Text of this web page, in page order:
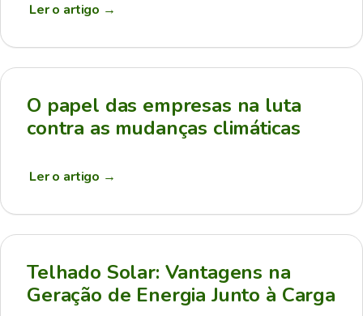
Ler o artigo →
O papel das empresas na luta
contra as mudanças climáticas
Ler o artigo →
Telhado Solar: Vantagens na
Geração de Energia Junto à Carga